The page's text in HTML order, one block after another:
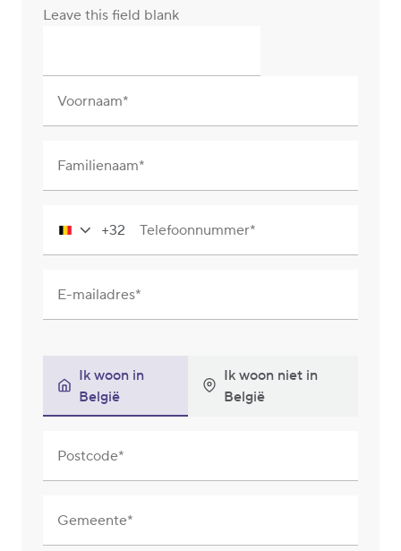
Leave this field blank
Voornaam
Familienaam
Belgium
+32
+32 Telefoonnummer
E-mailadres
Ik woon in
België
Ik woon niet in
België
Postcode
Gemeente